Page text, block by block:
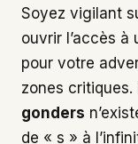
Soyez vigilant
ouvrir l’accès à
pour votre
zones
gonders
de « s » à